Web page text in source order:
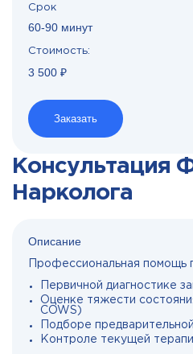
Срок
60-90 минут
Стоимость:
3 500 ₽
Заказать
Консультация
Нарколога
Описание
Профессиональная помощь
Первичной диагностике
Оценке тяжести
COWS)
Подборе
Контроле текущей